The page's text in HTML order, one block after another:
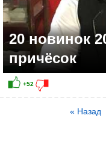
20 новинок
причёсок
« Назад